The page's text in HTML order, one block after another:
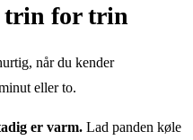
trin for trin
når du kender
eller to.
er varm. Lad panden køle